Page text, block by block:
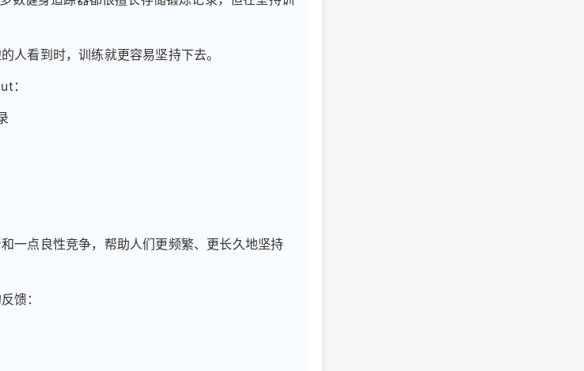
人看到时，训练就更容易坚持下去。
：
一点良性竞争，帮助人们更频繁、更长久地坚持
馈：